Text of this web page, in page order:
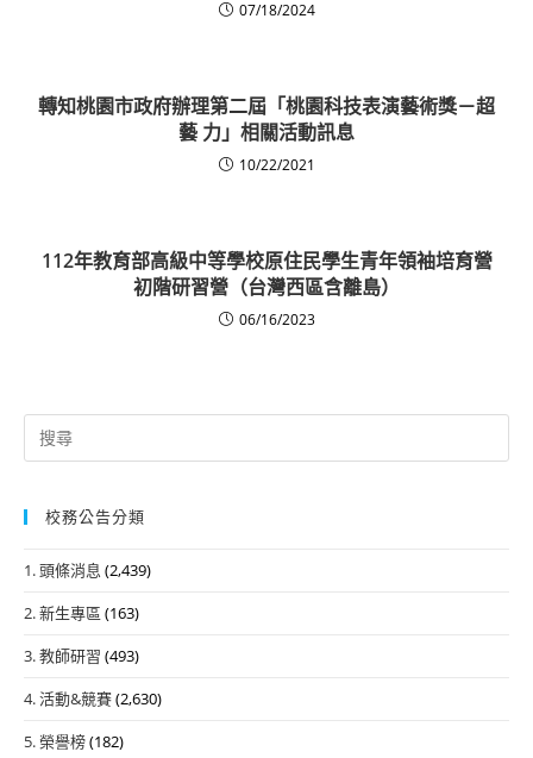
07/18/2024
轉知桃園市政府辦理第二屆「桃園科技表演藝術獎－超
藝 力」相關活動訊息
10/22/2021
112年教育部高級中等學校原住民學生青年領袖培育營
初階研習營（台灣西區含離島）
06/16/2023
Search
for:
校務公告分類
1. 頭條消息 (2,439)
2. 新生專區 (163)
3. 教師研習 (493)
4. 活動&競賽(2,630)
5. 榮譽榜(182)